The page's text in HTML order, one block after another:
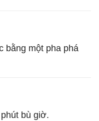
bằng một pha phá
bù giờ.